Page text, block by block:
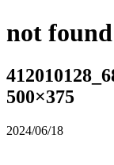
not found
500×375
2024/06/18